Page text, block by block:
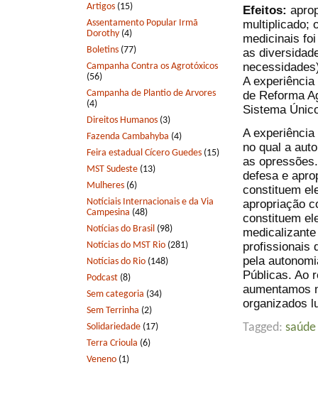
Artigos (15)
Assentamento Popular Irmã
Dorothy (4)
Boletins (77)
Campanha Contra os Agrotóxicos
(56)
Campanha de Plantio de Arvores
(4)
Direitos Humanos (3)
Fazenda Cambahyba (4)
Feira estadual Cícero Guedes (15)
MST Sudeste (13)
Mulheres (6)
Notíciais Internacionais e da Via
Campesina (48)
Notícias do Brasil (98)
Notícias do MST Rio (281)
Notícias do Rio (148)
Podcast (8)
Sem categoria (34)
Sem Terrinha (2)
Solidariedade (17)
Terra Crioula (6)
Veneno (1)
Efeitos:
multiplicado;
medicinais
as
A
de Reforma
Sistema
A
no qual a
as
defesa e
constituem
apropriação
constituem
profissionais
pela
Públicas. Ao
aumentamos
organizados
Tagged: saúde